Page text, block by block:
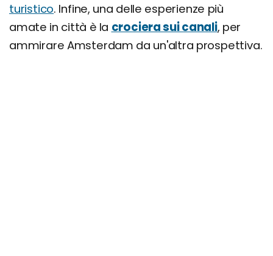
turistico. Infine, una delle esperienze più
amate in città è la crociera sui canali, per
ammirare Amsterdam da un'altra prospettiva.